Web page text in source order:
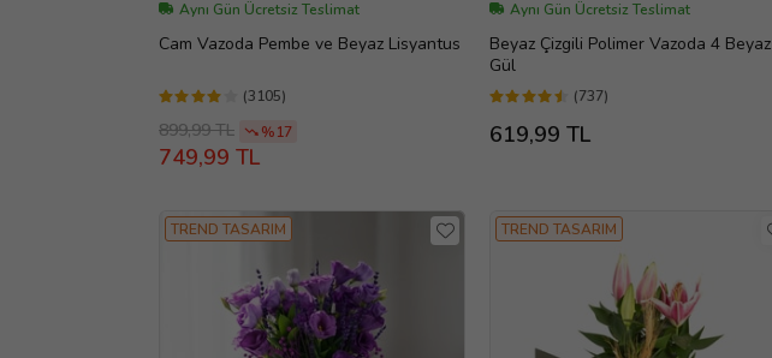
Aynı Gün Ücretsiz Teslimat
Cam Vazoda Pembe ve Beyaz Lisyantus
(3105)
899,99 TL %17
749,99 TL
Aynı Gün Ücretsiz Teslimat
Beyaz Çizgili Polimer Vazoda 4 Beyaz
Gül
(737)
619,99 TL
TREND TASARIM TREND TASARIM